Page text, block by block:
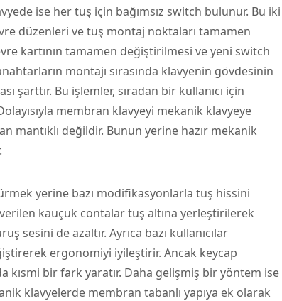
ise her tuş için bağımsız switch bulunur. Bu iki
düzenleri ve tuş montaj noktaları tamamen
kartının tamamen değiştirilmesi ve yeni switch
montajı sırasında klavyenin gövdesinin
şarttır. Bu işlemler, sıradan bir kullanıcı için
membran klavyeyi mekanik klavyeye
mantıklı değildir. Bunun yerine hazır mekanik
yerine bazı modifikasyonlarla tuş hissini
kauçuk contalar tuş altına yerleştirilerek
sesini de azaltır. Ayrıca bazı kullanıcılar
ergonomiyi iyileştirir. Ancak keycap
kısmi bir fark yaratır. Daha gelişmiş bir yöntem ise
klavyelerde membran tabanlı yapıya ek olarak